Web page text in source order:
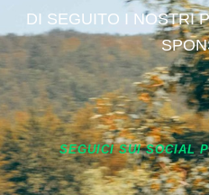
DI SEGUITO I NOSTRI
SEGUICI SUI SOCIAL